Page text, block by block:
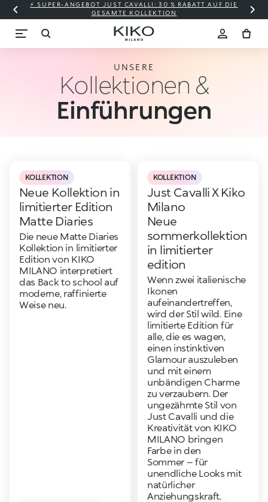
⚡ SUPER-ANGEBOT JUST CAVALLI: 30 % RABATT AUF DIE
GESAMTE KOLLEKTION
UNSERE
Kollektionen &
Einführungen
KOLLEKTION
Neue Kollektion in
limitierter Edition
Matte Diaries
Die neue Matte Diaries
Kollektion in limitierter
Edition von KIKO
MILANO interpretiert
das Back to school auf
moderne, raffinierte
Weise neu.
KOLLEKTION
Just Cavalli X Kiko
Milano
Neue
sommerkollektion
in limitierter
edition
Wenn zwei italienische
Ikonen
aufeinandertreffen,
wird der Stil wild. Eine
limitierte Edition für
alle, die es wagen,
einen instinktiven
Glamour auszuleben
und mit einem
unbändigen Charme
zu verzaubern. Der
ungezähmte Stil von
Just Cavalli und die
Kreativität von KIKO
MILANO bringen
Farbe in den
Sommer – für
unendliche Looks mit
natürlicher
Anziehungskraft.